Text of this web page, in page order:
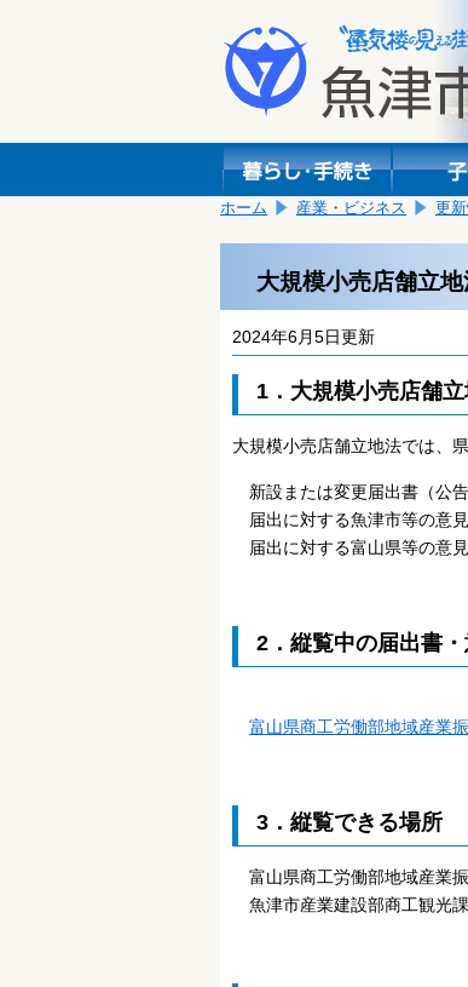
し
ホーム 産業・ビジネス 更
大規模小売店舗立地
2024年6月5日更新
1．大規模小売店舗
大規模小売店舗立地法では、
新設または変更届出書（公告
届出に対する魚津市等の意
届出に対する富山県等の意
2．縦覧中の届出書
富山県商工労働部地域産業
3．縦覧できる場所
富山県商工労働部地域産業
魚津市産業建設部商工観光課